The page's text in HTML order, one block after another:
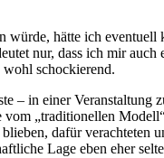
würde, hätte ich
nur, dass ich mir
schockierend.
– in einer Veranstaltung
„traditionellen
dafür verachteten
Lage eben eher